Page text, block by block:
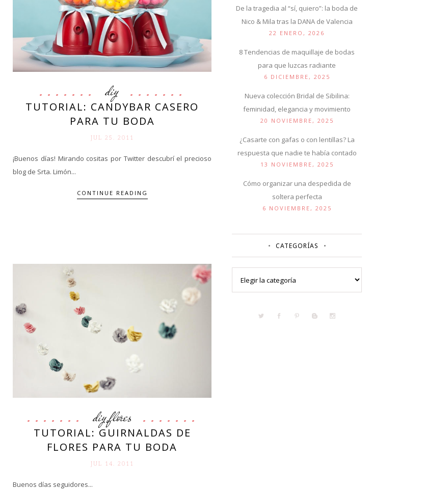
diy
TUTORIAL: CANDYBAR CASERO
PARA TU BODA
JUL 25. 2011
¡Buenos días! Mirando cositas por Twitter descubrí el precioso
blog de Srta. Limón...
CONTINUE READING
diy,flores
TUTORIAL: GUIRNALDAS DE
FLORES PARA TU BODA
JUL 14. 2011
Buenos días seguidores...
De la tragedia al “sí, quiero”: la boda de
Nico & Mila tras la DANA de Valencia
22 ENERO, 2026
8 Tendencias de maquillaje de bodas
para que luzcas radiante
6 DICIEMBRE, 2025
Nueva colección Bridal de Sibilina:
feminidad, elegancia y movimiento
20 NOVIEMBRE, 2025
¿Casarte con gafas o con lentillas? La
respuesta que nadie te había contado
13 NOVIEMBRE, 2025
Cómo organizar una despedida de
soltera perfecta
6 NOVIEMBRE, 2025
CATEGORÍAS